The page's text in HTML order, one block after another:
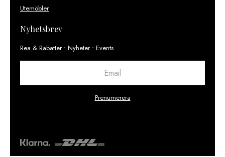
Utemöbler
Nyhetsbrev
Rea & Rabatter • Nyheter • Events
Prenumerera